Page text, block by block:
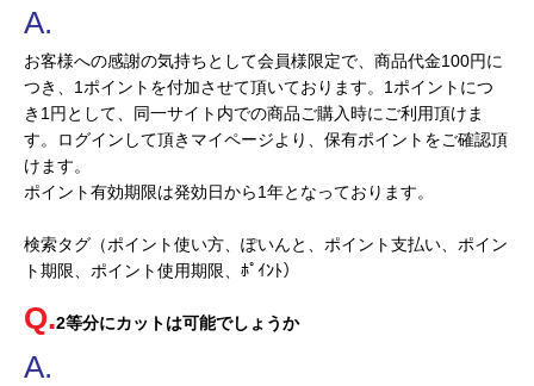
お客様への感謝の気持ちとして会員様限定で、商品代金100円に
つき、1ポイントを付加させて頂いております。1ポイントにつ
き1円として、同一サイト内での商品ご購入時にご利用頂けま
す。ログインして頂きマイページより、保有ポイントをご確認頂
けます。
ポイント有効期限は発効日から1年となっております。
検索タグ（ポイント使い方、ぽいんと、ポイント支払い、ポイン
ト期限、ポイント使用期限、ﾎﾟｲﾝﾄ）
2等分にカットは可能でしょうか